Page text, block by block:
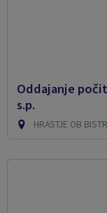
Oddajanje
s.p.
HRASTJE OB